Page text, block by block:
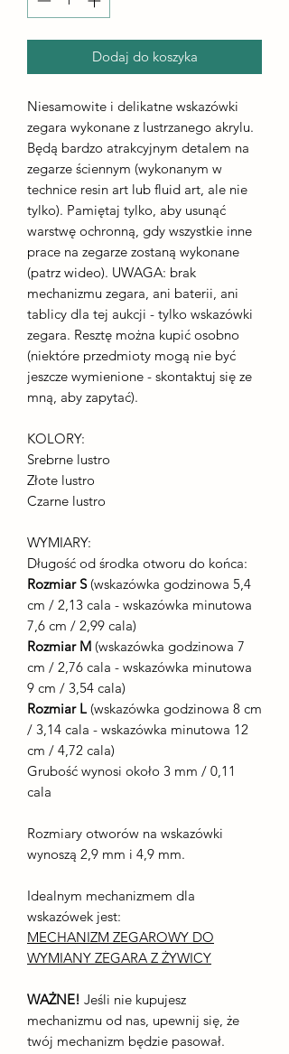
Dodaj do koszyka
Niesamowite i delikatne wskazówki
zegara wykonane z lustrzanego akrylu.
Będą bardzo atrakcyjnym detalem na
zegarze ściennym (wykonanym w
technice resin art lub fluid art, ale nie
tylko). Pamiętaj tylko, aby usunąć
warstwę ochronną, gdy wszystkie inne
prace na zegarze zostaną wykonane
(patrz wideo). UWAGA: brak
mechanizmu zegara, ani baterii, ani
tablicy dla tej aukcji - tylko wskazówki
zegara. Resztę można kupić osobno
(niektóre przedmioty mogą nie być
jeszcze wymienione - skontaktuj się ze
mną, aby zapytać).
KOLORY:
Srebrne lustro
Złote lustro
Czarne lustro
WYMIARY:
Długość od środka otworu do końca:
Rozmiar S(wskazówka godzinowa 5,4
cm / 2,13 cala - wskazówka minutowa
7,6 cm / 2,99 cala)
Rozmiar M (wskazówka godzinowa 7
cm / 2,76 cala - wskazówka minutowa
9 cm / 3,54 cala)
Rozmiar L (wskazówka godzinowa 8 cm
/ 3,14 cala - wskazówka minutowa 12
cm / 4,72 cala)
Grubość wynosi około 3 mm / 0,11
cala
Rozmiary otworów na wskazówki
wynoszą 2,9 mm i 4,9 mm.
Idealnym mechanizmem dla
wskazówek jest:
MECHANIZM ZEGAROWY DO
WYMIANY ZEGARA Z ŻYWICY
WAŻNE! Jeśli nie kupujesz
mechanizmu od nas, upewnij się, że
twój mechanizm będzie pasował.